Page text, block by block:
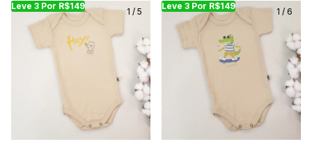
Leve 3 Por R$149
Leve 3 Por R$149 Leve 3 Por R$149 Leve
1 / 5
Leve 3 Por R$149
Leve 3 Por R$149
1 / 6